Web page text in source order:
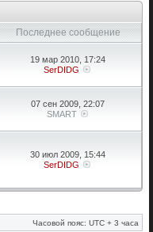
Последнее сообщение
19 мар 2010, 17:24
SerDIDG
07 сен 2009, 22:07
SMART
30 июл 2009, 15:44
SerDIDG
Часовой пояс: UTC + 3 часа